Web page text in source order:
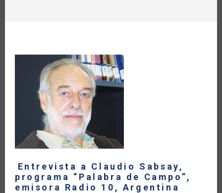
Entrevista a Claudio Sabsay,
programa “Palabra de Campo”,
emisora Radio 10, Argentina